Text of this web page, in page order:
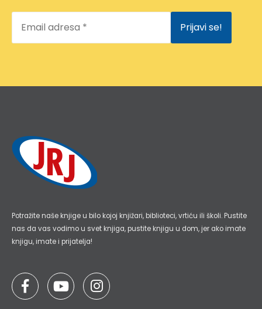
Email
adresa
*
Potražite naše knjige u bilo kojoj knjižari, biblioteci, vrtiću ili školi. Pustite
nas da vas vodimo u svet knjiga, pustite knjigu u dom, jer ako imate
knjigu, imate i prijatelja!